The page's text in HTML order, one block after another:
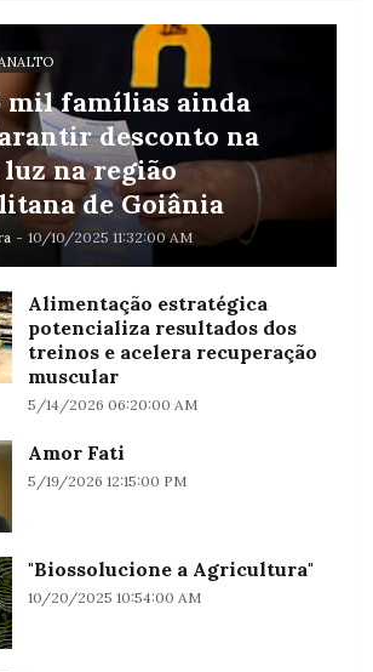
mil famílias ainda
desconto na
na região
de Goiânia
- 10/10/2025 11:32:00 AM
Alimentação estratégica
potencializa resultados dos
treinos e acelera recuperação
muscular
5/14/2026 06:20:00 AM
Amor Fati
5/19/2026 12:15:00 PM
"Biossolucione a Agricultura"
10/20/2025 10:54:00 AM